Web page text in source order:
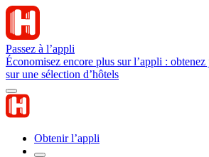
Passez à l’appli
Économisez encore plus sur l’appli : obtenez
sur une sélection d’hôtels
Obtenir l’appli